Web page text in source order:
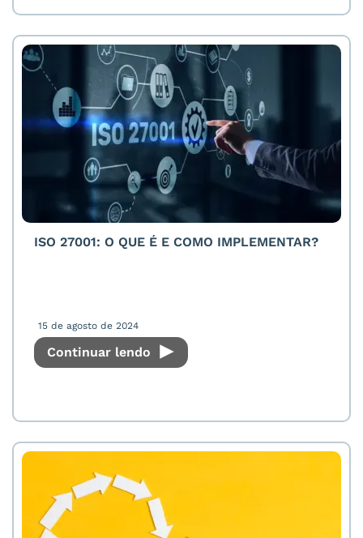
ISO 27001: O QUE É E COMO IMPLEMENTAR?
15 de agosto de 2024
Continuar lendo